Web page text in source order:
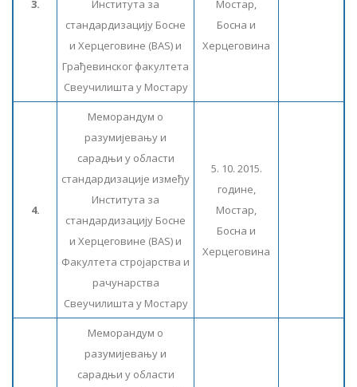
3.
Института за
стандардизацију Босне
и Херцеговине (BAS) и
Грађевинског факултета
Свеучилишта у Мостару
Мостар,
Босна и
Херцеговина
4.
Меморандум о
разумијевању и
сарадњи у области
стандардизације између
Института за
стандардизацију Босне
и Херцеговине (BAS) и
Факултета стројарства и
рачунарства
Свеучилишта у Мостару
5. 10. 2015.
године,
Мостар,
Босна и
Херцеговина
Меморандум о
разумијевању и
сарадњи у области